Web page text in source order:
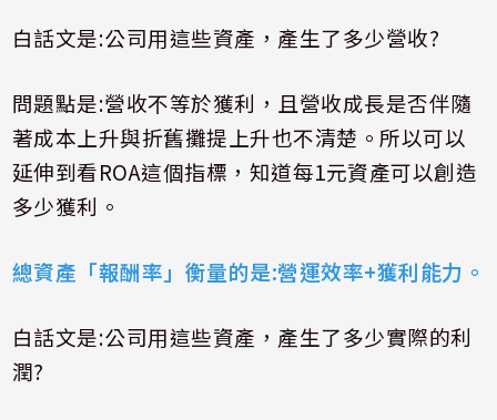
白話文是:公司用這些資產，產生了多少營收?
問題點是:營收不等於獲利，且營收成長是否伴隨
著成本上升與折舊攤提上升也不清楚。所以可以
延伸到看ROA這個指標，知道每1元資產可以創造
多少獲利。
總資產「報酬率」衡量的是:營運效率+獲利能力。
白話文是:公司用這些資產，產生了多少實際的利
潤?